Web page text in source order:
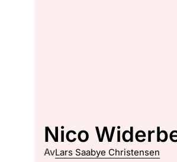
Nico
AvLars Saabye Christensen